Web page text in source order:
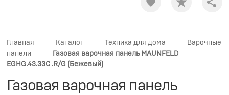
Главная — Каталог — Техника для дома —
Варочные
панели
—
Газовая варочная панель MAUNFELD
EGHG.43.33C .R/G (Бежевый)
Газовая варочная панель